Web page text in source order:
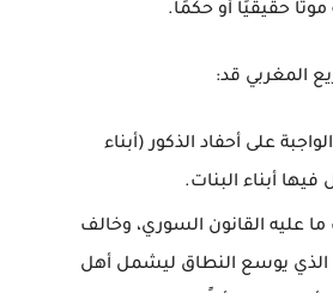
حقيقيًا أو حكمًا.
المغربي قد:
على أحفاد الذكور (أبناء
فيها أبناء البنات.
عليه القانون السوري، وخالف
الذي يوسع النطاق ليشمل أهل